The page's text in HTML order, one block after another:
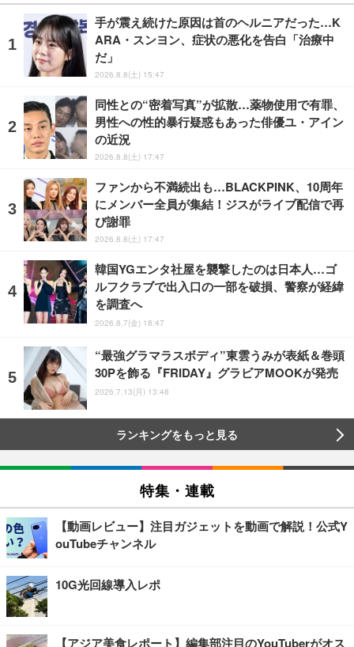
手が震え続けた原因は首のヘルニアだった…K
ARA・スンヨン、症状の悪化を告白「治療中
だ」
2026.8.8(土) 15:47
同性との“密着写真”が拡散…薬物使用で有罪、
男性への性的暴行疑惑もあった俳優ユ・アイン
の近況
2026.8.8(土) 17:47
ファンから不満続出も…BLACKPINK、10周年
にメンバー全員が集結！ジスがライブ配信で再
び謝罪
2026.8.8(土) 17:47
韓国YGエンタ社屋を襲撃したのは日本人…ゴ
ルフクラブで出入口の一部を破損、警察が経緯
を調査へ
2026.8.7(金) 18:47
“最強グラマラスボディ”東雲うみが表紙＆巻頭
30Pを飾る『FRIDAY』グラビアMOOKが発売
2026.7.13(月) 13:48
ランキングをもっと見る
特集・連載
【動画レビュー】注目ガジェットを動画で解説！公式Y
ouTubeチャンネル
10G光回線導入レポ
【アジア美食レポート】編集部注目のYouTuberがオス